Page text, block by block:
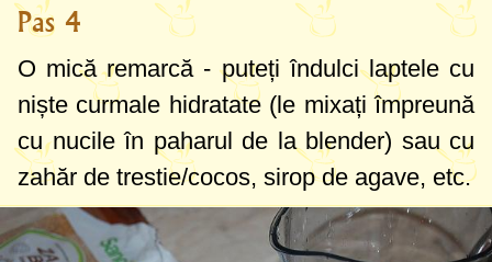
Pas 4
O mică remarcă - puteți îndulci laptele cu
niște curmale hidratate (le mixați împreună
cu nucile în paharul de la blender) sau cu
zahăr de trestie/cocos, sirop de agave, etc.